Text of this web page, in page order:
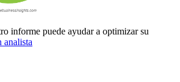
informe puede ayudar a optimizar su
analista